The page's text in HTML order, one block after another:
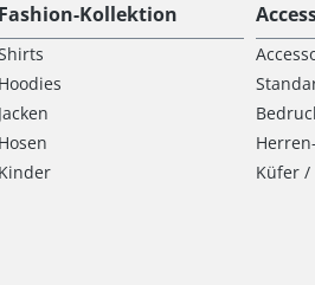
Fashion-Kollektion
Hoodies
Jacken
Hosen
Kinder
Küfer /